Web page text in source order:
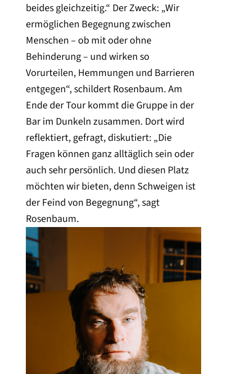
beides gleichzeitig.“ Der Zweck: „Wir
ermöglichen Begegnung zwischen
Menschen – ob mit oder ohne
Behinderung – und wirken so
Vorurteilen, Hemmungen und Barrieren
entgegen“, schildert Rosenbaum. Am
Ende der Tour kommt die Gruppe in der
Bar im Dunkeln zusammen. Dort wird
reflektiert, gefragt, diskutiert: „Die
Fragen können ganz alltäglich sein oder
auch sehr persönlich. Und diesen Platz
möchten wir bieten, denn Schweigen ist
der Feind von Begegnung“, sagt
Rosenbaum.